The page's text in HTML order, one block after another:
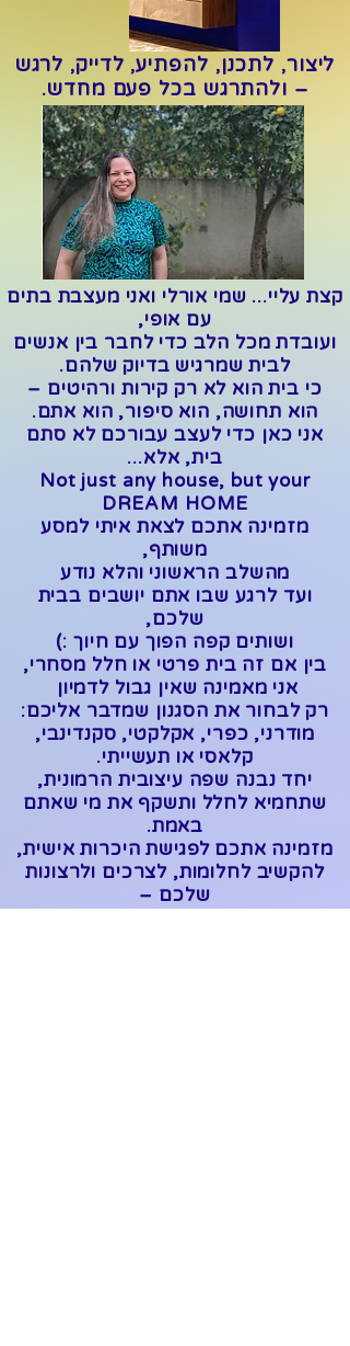
ליצור, לתכנן, להפתיע, לדייק, לרגש
– ולהתרגש בכל פעם מחדש.
קצת עליי... שמי אורלי ואני מעצבת בתים
עם אופי,
ועובדת מכל הלב כדי לחבר בין אנשים
לבית שמרגיש בדיוק שלהם.
כי בית הוא לא רק קירות ורהיטים –
הוא תחושה, הוא סיפור, הוא אתם.
אני כאן כדי לעצב עבורכם לא סתם
בית, אלא...
Not just any house, but your
DREAM HOME
מזמינה אתכם לצאת איתי למסע
משותף,
מהשלב הראשוני והלא נודע
ועד לרגע שבו אתם יושבים בבית
שלכם,
ושותים קפה הפוך עם חיוך :)
בין אם זה בית פרטי או חלל מסחרי,
אני מאמינה שאין גבול לדמיון
רק לבחור את הסגנון שמדבר אליכם:
מודרני, כפרי, אקלקטי, סקנדינבי,
קלאסי או תעשייתי.
יחד נבנה שפה עיצובית הרמונית,
שתחמיא לחלל ותשקף את מי שאתם
באמת.
מזמינה אתכם לפגישת היכרות אישית,
להקשיב לחלומות, לצרכים ולרצונות
שלכם –